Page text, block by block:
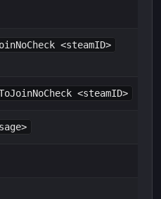
<steamID>
<steamID>